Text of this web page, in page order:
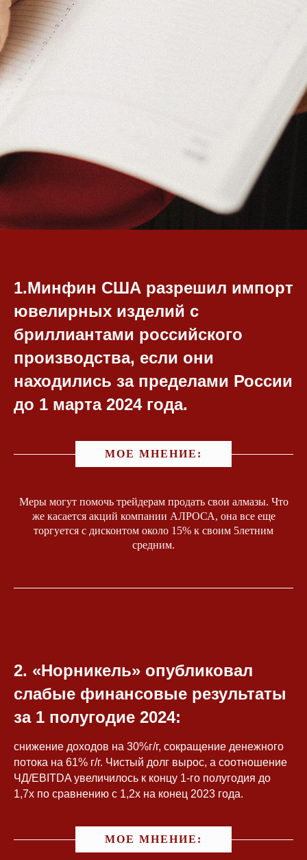
1.Минфин США разрешил импорт
ювелирных изделий с
бриллиантами российского
производства, если они
находились за пределами России
до 1 марта 2024 года.
МОЕ МНЕНИЕ:
Меры могут помочь трейдерам продать свои алмазы. Что
же касается акций компании АЛРОСА, она все еще
торгуется с дисконтом около 15% к своим 5летним
средним.
2. «Норникель» опубликовал
слабые финансовые результаты
за 1 полугодие 2024:
снижение доходов на 30%г/г, сокращение денежного
потока на 61% г/г. Чистый долг вырос, а соотношение
ЧД/EBITDA увеличилось к концу 1-го полугодия до
1,7x по сравнению с 1,2x на конец 2023 года.
МОЕ МНЕНИЕ: